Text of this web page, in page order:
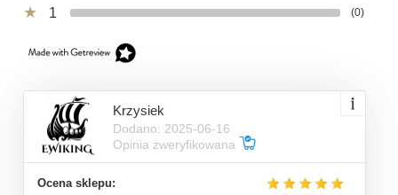
1 (0)
Krzysiek
Dodano: 2025-06-16
Opinia zweryfikowana
Ocena sklepu: